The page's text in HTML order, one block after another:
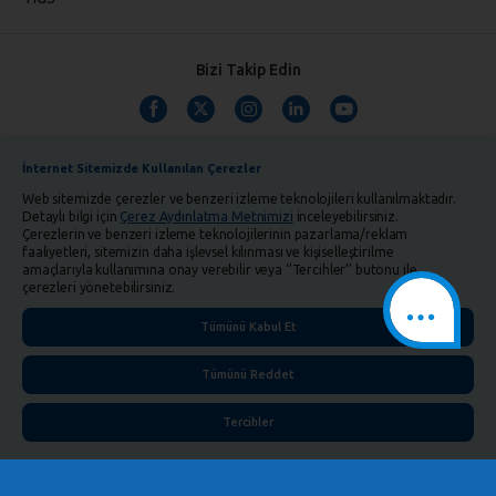
Bizi Takip Edin
TMSF ve YTM Zaman Aşımı Listesi Bilgi Toplumu Hizmetleri
Kişisel Verilerin Korunması Gizlilik Politikası Çerez Aydınlatma Metni
İletişim English
Yapı ve Kredi Bankası A.Ş.
İnternet Sitemizde Kullanılan Çerezler
Web sitemizde çerezler ve benzeri izleme teknolojileri kullanılmaktadır.
Detaylı bilgi için Çerez Aydınlatma Metnimizi inceleyebilirsiniz.
Çerezlerin ve benzeri izleme teknolojilerinin pazarlama/reklam
faaliyetleri, sitemizin daha işlevsel kılınması ve kişiselleştirilme
amaçlarıyla kullanımına onay verebilir veya ‘’Tercihler’’ butonu ile
çerezleri yönetebilirsiniz.
Tercihler
Tümünü Reddet
Tümünü Kabul Et